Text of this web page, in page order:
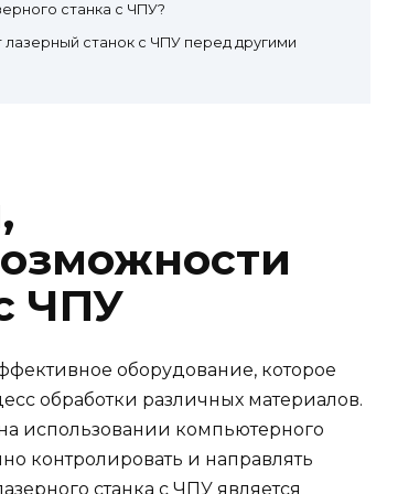
станка с ЧПУ?
станок с ЧПУ перед другими
ЧПУ
оборудование, которое
обработки различных материалов.
использовании компьютерного
контролировать и направлять
станка с ЧПУ является